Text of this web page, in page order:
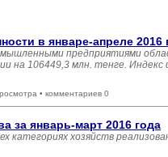
в январе-апреле 2016
предприятиями
на 106449,3 млн. тенге.
• комментариев 0
за январь-март 2016 года
категориях хозяйств